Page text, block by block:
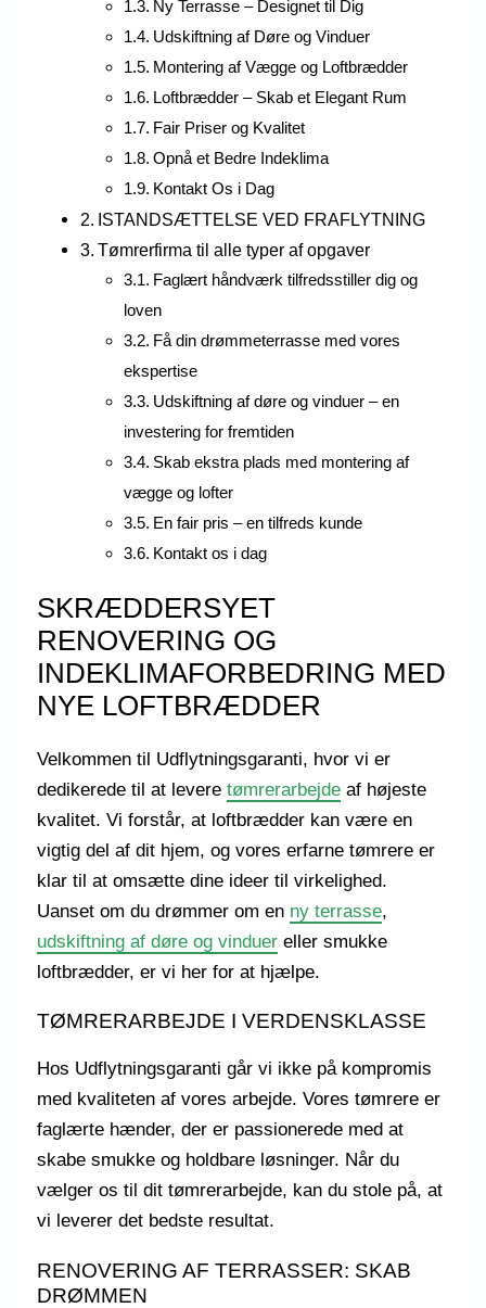
Ny Terrasse – Designet til Dig
Udskiftning af Døre og Vinduer
Montering af Vægge og Loftbrædder
Loftbrædder – Skab et Elegant Rum
Fair Priser og Kvalitet
Opnå et Bedre Indeklima
Kontakt Os i Dag
ISTANDSÆTTELSE VED FRAFLYTNING
Tømrerfirma til alle typer af opgaver
Faglært håndværk tilfredsstiller dig og
loven
Få din drømmeterrasse med vores
ekspertise
Udskiftning af døre og vinduer – en
investering for fremtiden
Skab ekstra plads med montering af
vægge og lofter
En fair pris – en tilfreds kunde
Kontakt os i dag
SKRÆDDERSYET
RENOVERING OG
INDEKLIMAFORBEDRING MED
NYE LOFTBRÆDDER
Velkommen til Udflytningsgaranti, hvor vi er
dedikerede til at leveretømrerarbejde af højeste
kvalitet. Vi forstår, at loftbrædder kan være en
vigtig del af dit hjem, og vores erfarne tømrere er
klar til at omsætte dine ideer til virkelighed.
Uanset om du drømmer om en ny terrasse,
udskiftning af døre og vinduer eller smukke
loftbrædder, er vi her for at hjælpe.
TØMRERARBEJDE I VERDENSKLASSE
Hos Udflytningsgaranti går vi ikke på kompromis
med kvaliteten af vores arbejde. Vores tømrere er
faglærte hænder, der er passionerede med at
skabe smukke og holdbare løsninger. Når du
vælger os til dit tømrerarbejde, kan du stole på, at
vi leverer det bedste resultat.
RENOVERING AF TERRASSER: SKAB
DRØMMEN